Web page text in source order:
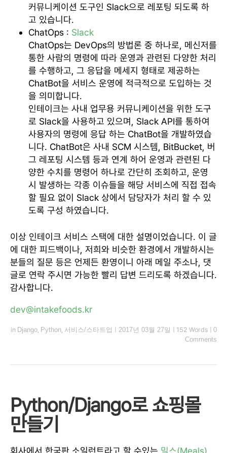
커뮤니케이션 도구인 Slack으로 레포팅 되도록 하
고 있습니다.
ChatOps : Slack
ChatOps는 DevOps의 방법론 중 하나로, 메신저를
통한 사람의 명령에 따라 운영과 관련된 다양한 처리
를 수행하고, 그 응답을 메세지 형태로 제공하는
ChatBot을 서비스 운영에 적극적으로 도입하는 것
을 의미합니다.
인테이크는 사내 업무용 커뮤니케이션을 위한 도구
로 Slack을 사용하고 있으며, Slack API를 통하여
사용자의 명령에 응답 하는 ChatBot을 개발하였습
니다. ChatBot은 사내 SCM 시스템, BitBucket, 버
그 레포팅 시스템 등과 연계 하어 운영과 관련된 다
양한 수치를 명령어 하나로 간단히 조회하고, 운영
시 발생하는 각종 이슈들을 해당 서비스에 직접 접속
할 필요 없이 Slack 상에서 담당자가 처리 할 수 있
도록 구성 하였습니다.
이상 인테이크 서비스 스택에 대한 설명이었습니다. 이 글
에 대한 피드백이나, 저희와 비슷한 환경에서 개발하시는
분들의 질문 등은 언제든 환영이니 아래 메일 주소나, 댓
글로 연락 주시면 가능한 빨리 답변 드리도록 하겠습니다.
감사합니다.
dev@intakefoods.kr
in Django Python 서비스/스타트업 2017년 03월 27일 152 Words
0
Comments
Python/Django로 쇼핑몰
만들기
회사에서 한국판 소일런트라고 할 수있는 밀스(Meals)